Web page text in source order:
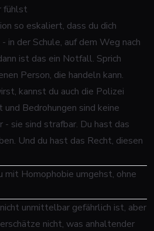
fühlst
so eskaliert, dass du dich
in der Schule, auf dem Weg nach
ist das ein Notfall. Sprich
Person, die handeln kann.
kannst du auch die Polizei
Bedrohungen sind keine
- sie sind strafbar. Du hast das
Und du hast das Recht, diesen
mit Homophobie umgehst, ohne
unmittelbar gefährlich ist, aber
nicht, was anhaltender